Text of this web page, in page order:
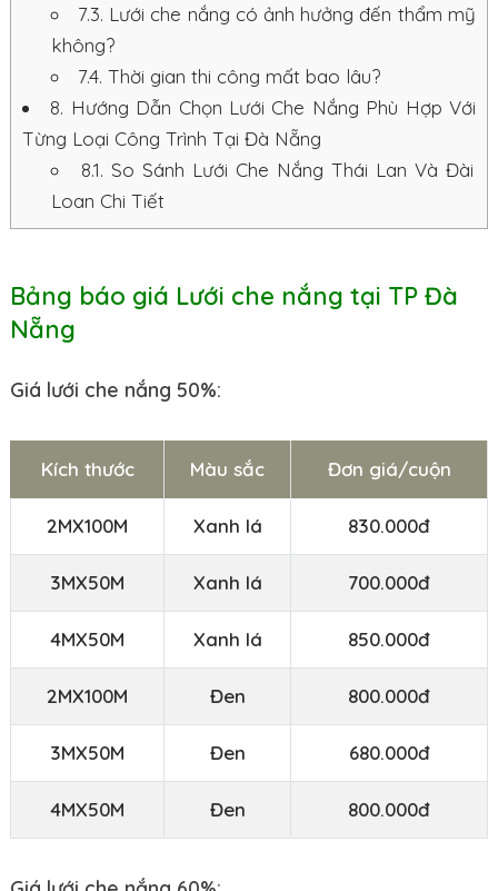
7.3. Lưới che nắng có ảnh hưởng đến thẩm mỹ
không?
7.4. Thời gian thi công mất bao lâu?
8. Hướng Dẫn Chọn Lưới Che Nắng Phù Hợp Với
Từng Loại Công Trình Tại Đà Nẵng
8.1. So Sánh Lưới Che Nắng Thái Lan Và Đài
Loan Chi Tiết
Bảng báo giá Lưới che nắng tại TP Đà
Nẵng
Giá lưới che nắng 50%:
Kích thước Màu sắc Đơn giá/cuộn
2MX100M Xanh lá 830.000đ
3MX50M Xanh lá 700.000đ
4MX50M Xanh lá 850.000đ
2MX100M Đen 800.000đ
3MX50M Đen 680.000đ
4MX50M Đen 800.000đ